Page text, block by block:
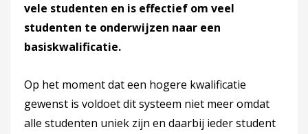
vele studenten en is effectief om veel
studenten te onderwijzen naar een
basiskwalificatie.
Op het moment dat een hogere kwalificatie
gewenst is voldoet dit systeem niet meer omdat
alle studenten uniek zijn en daarbij ieder student